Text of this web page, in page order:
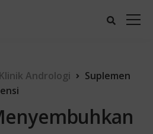
Klinik Andrologi
Suplemen